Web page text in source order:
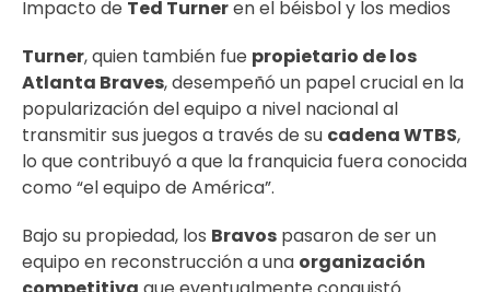
Impacto de Ted Turneren el béisbol y los medios
Turner, quien también fue propietario de los
Atlanta Braves, desempeñó un papel crucial en la
popularización del equipo a nivel nacional al
transmitir sus juegos a través de su cadena WTBS,
lo que contribuyó a que la franquicia fuera conocida
como “el equipo de América”.
Bajo su propiedad, los Bravos pasaron de ser un
equipo en reconstrucción a una organización